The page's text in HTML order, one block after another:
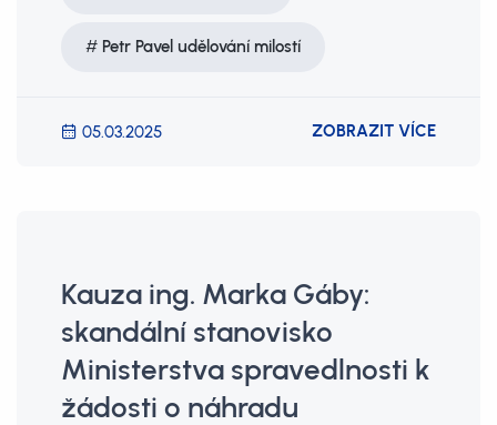
Petr Pavel udělování milostí
05.03.2025 ZOBRAZIT VÍCE
Kauza ing. Marka Gáby:
skandální stanovisko
Ministerstva spravedlnosti k
žádosti o náhradu